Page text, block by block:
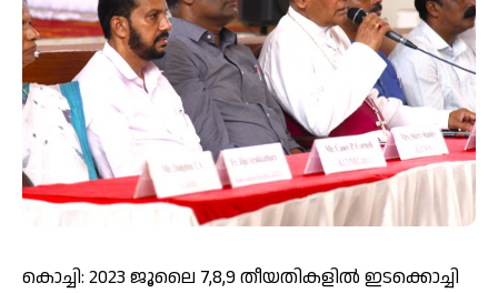
കൊച്ചി: 2023 ജൂലൈ 7,8,9 തീയതികളില്‍ ഇടക്കൊച്ചി